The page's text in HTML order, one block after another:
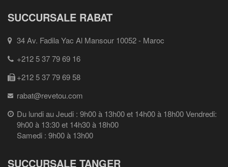
SUCCURSALE RABAT
34 Av. Fadila Yac Al Mansour 10052 - Maroc
+212 5 37 79 69 16
+212 5 37 79 69 58
rabat@revetou.com
Du lundi au Jeudi : 9h00 à 13h00 et 14h00 à 18h00 Vendredi:
9h00 à 13:30 et 14h30 à 18h00
Samedi : 9h00 à 13h00
SUCCURSALE TANGER